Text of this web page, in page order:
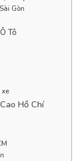
Gòn
Tô
Hồ Chí